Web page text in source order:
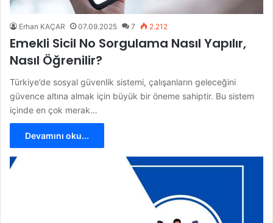
Erhan KAÇAR 07.09.2025 7 2.212
Emekli Sicil No Sorgulama Nasıl Yapılır,
Nasıl Öğrenilir?
Türkiye’de sosyal güvenlik sistemi, çalışanların geleceğini
güvence altına almak için büyük bir öneme sahiptir. Bu sistem
içinde en çok merak…
Devamını oku...